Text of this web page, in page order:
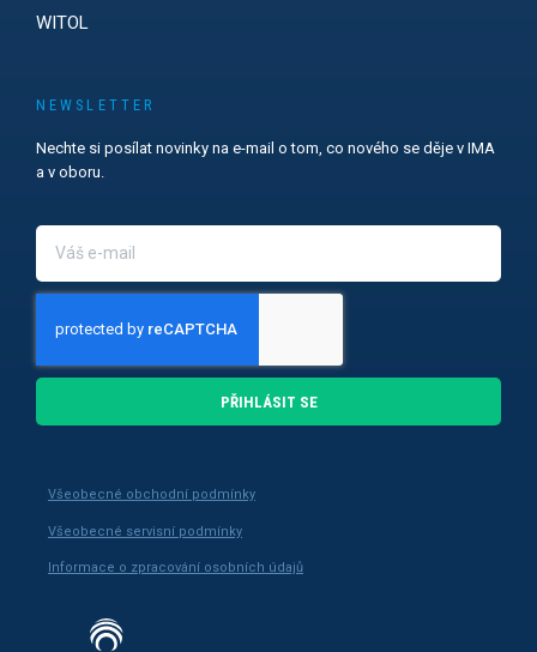
WITOL
NEWSLETTER
Nechte si posílat novinky na e-mail o tom, co nového se děje v IMA
a v oboru.
PŘIHLÁSIT SE
Všeobecné obchodní podmínky
Všeobecné servisní podmínky
Informace o zpracování osobních údajů